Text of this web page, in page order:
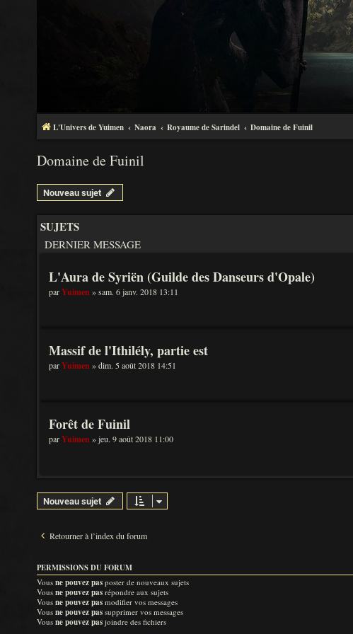
L'Univers de Yuimen Naora Royaume de Sarindel Domaine de Fuinil
Domaine de Fuinil
Nouveau sujet
SUJETS
DERNIER MESSAGE
L'Aura de Syriën (Guilde des Danseurs d'Opale)
parYuimen» sam. 6 janv. 2018 13:11
Massif de l'Ithilély, partie est
parYuimen» dim. 5 août 2018 14:51
Forêt de Fuinil
parYuimen» jeu. 9 août 2018 11:00
Nouveau sujet
Retourner à l’index du forum
PERMISSIONS DU FORUM
Vous ne pouvez pas poster de nouveaux sujets
Vous ne pouvez pas répondre aux sujets
Vous ne pouvez pas modifier vos messages
Vous ne pouvez pas supprimer vos messages
Vous ne pouvez pas joindre des fichiers